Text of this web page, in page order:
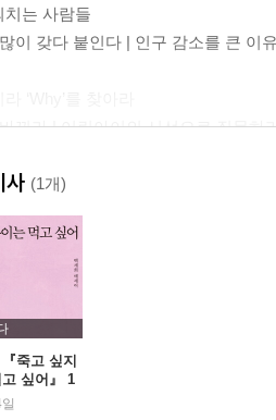
치는 사람들
이 갖다 붙인다 | 인구 감소를 큰 이
꿔라 | 어린아이의 시선으로 질문하
는 세 가지 질문
왜 그것(부동산 투자)을 하는가?
장만하고 보자
민국 부동산 흐름은 우상향이었다 |
않는 다섯 가지 노하우
사 (1개)
죽고 싶지
싶어』 1